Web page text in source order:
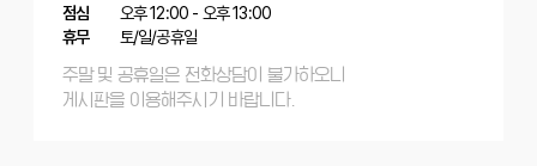
점심
오후 12:00 - 오후 13:00
휴무
토/일/공휴일
주말 및 공휴일은 전화상담이 불가하오니
게시판을 이용해주시기 바랍니다.